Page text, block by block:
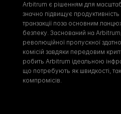
Arbitrum є рішенням для
значно підвищує
транзакції поза основним
безпеку. Заснований на
революційної пропускної
комісій завдяки передовим
робить Arbitrum ідеальною
що потребують як швидкості,
компромісів.